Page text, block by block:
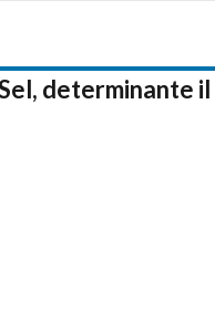
determinante